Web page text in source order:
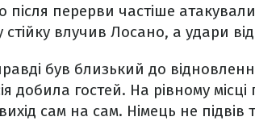
після перерви частіше
стійку влучив Лосано, а удари
був близький до
добила гостей. На рівному
сам на сам. Німець не